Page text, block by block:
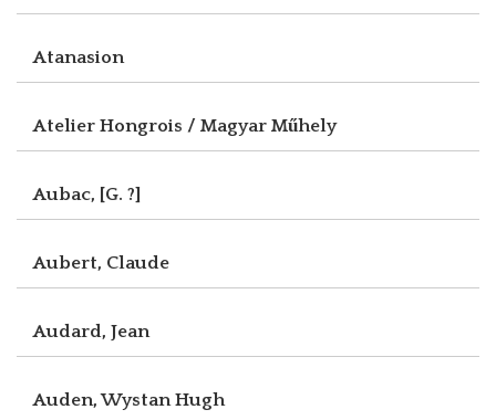
Atanasion
Atelier Hongrois / Magyar Műhely
Aubac, [G. ?]
Aubert, Claude
Audard, Jean
Auden, Wystan Hugh